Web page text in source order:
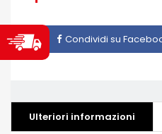
Condividi su
Ulteriori informazioni